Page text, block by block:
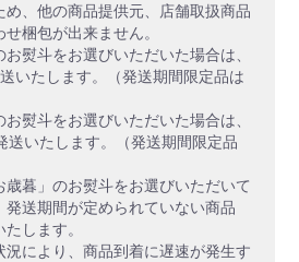
め、他の商品提供元、店舗取扱商品
梱包が出来ません。
お熨斗をお選びいただいた場合は、
いたします。（発送期間限定品は
お熨斗をお選びいただいた場合は、
送いたします。（発送期間限定品
歳暮」のお熨斗をお選びいただいて
発送期間が定められていない商品
します。
況により、商品到着に遅速が発生す